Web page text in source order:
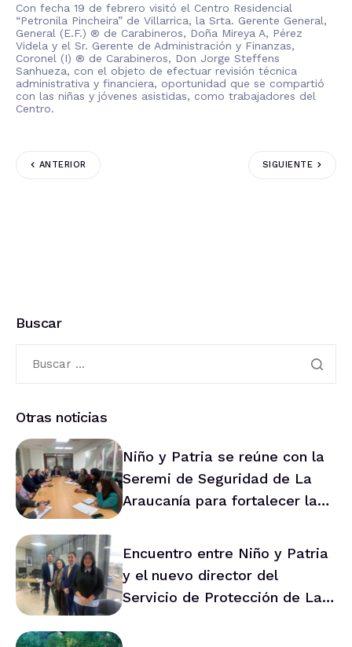
Con fecha 19 de febrero visitó el Centro Residencial
“Petronila Pincheira” de Villarrica, la Srta. Gerente General,
General (E.F.) ® de Carabineros, Doña Mireya A, Pérez
Videla y el Sr. Gerente de Administración y Finanzas,
Coronel (I) ® de Carabineros, Don Jorge Steffens
Sanhueza, con el objeto de efectuar revisión técnica
administrativa y financiera, oportunidad que se compartió
con las niñas y jóvenes asistidas, como trabajadores del
Centro.
ANTERIOR SIGUIENTE
Buscar
Otras noticias
Niño y Patria se reúne con la
Seremi de Seguridad de La
Araucanía para fortalecer la
Encuentro entre Niño y Patria
y el nuevo director del
Servicio de Protección de La